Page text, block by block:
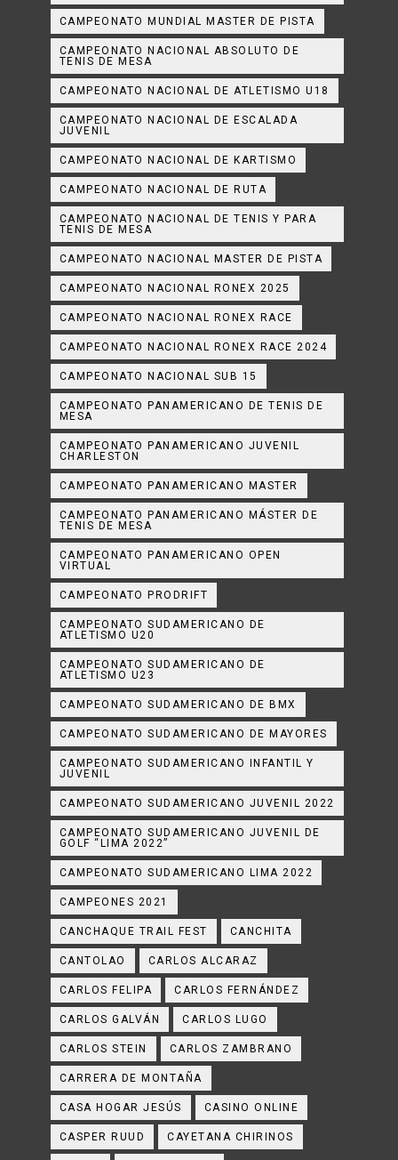
CAMPEONATO MUNDIAL MASTER DE PISTA
CAMPEONATO NACIONAL ABSOLUTO DE
TENIS DE MESA
CAMPEONATO NACIONAL DE ATLETISMO U18
CAMPEONATO NACIONAL DE ESCALADA
JUVENIL
CAMPEONATO NACIONAL DE KARTISMO
CAMPEONATO NACIONAL DE RUTA
CAMPEONATO NACIONAL DE TENIS Y PARA
TENIS DE MESA
CAMPEONATO NACIONAL MASTER DE PISTA
CAMPEONATO NACIONAL RONEX 2025
CAMPEONATO NACIONAL RONEX RACE
CAMPEONATO NACIONAL RONEX RACE 2024
CAMPEONATO NACIONAL SUB 15
CAMPEONATO PANAMERICANO DE TENIS DE
MESA
CAMPEONATO PANAMERICANO JUVENIL
CHARLESTON
CAMPEONATO PANAMERICANO MASTER
CAMPEONATO PANAMERICANO MÁSTER DE
TENIS DE MESA
CAMPEONATO PANAMERICANO OPEN
VIRTUAL
CAMPEONATO PRODRIFT
CAMPEONATO SUDAMERICANO DE
ATLETISMO U20
CAMPEONATO SUDAMERICANO DE
ATLETISMO U23
CAMPEONATO SUDAMERICANO DE BMX
CAMPEONATO SUDAMERICANO DE MAYORES
CAMPEONATO SUDAMERICANO INFANTIL Y
JUVENIL
CAMPEONATO SUDAMERICANO JUVENIL 2022
CAMPEONATO SUDAMERICANO JUVENIL DE
GOLF “LIMA 2022”
CAMPEONATO SUDAMERICANO LIMA 2022
CAMPEONES 2021
CANCHAQUE TRAIL FEST CANCHITA
CANTOLAO CARLOS ALCARAZ
CARLOS FELIPA CARLOS FERNÁNDEZ
CARLOS GALVÁN CARLOS LUGO
CARLOS STEIN CARLOS ZAMBRANO
CARRERA DE MONTAÑA
CASA HOGAR JESÚS CASINO ONLINE
CASPER RUUD CAYETANA CHIRINOS